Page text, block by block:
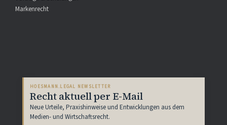
Markenrecht
HOESMANN.LEGAL NEWSLETTER
Recht aktuell per E-Mail
Neue Urteile, Praxishinweise und Entwicklungen aus dem
Medien- und Wirtschaftsrecht.